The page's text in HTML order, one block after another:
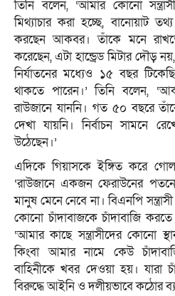
তিনি বলেন, ‘আমার কোনো
মিথ্যাচার করা হচ্ছে, বানোয়াট
করছেন আকবর। তাঁকে মনে
করেছেন, এটা হান্ড্রেড মিটার দৌড়
নির্যাতনের মধ্যেও ১৫ বছর
থাকতে পারেন।’ তিনি বলেন,
রাউজানে যাননি। গত ৫০ বছরে
দেখা যায়নি। নির্বাচন সামনে
উঠেছেন।’
এদিকে গিয়াসকে ইঙ্গিত করে
‘রাউজানে একজন ফেরাউনের
মানুষ মেনে নেবে না। বিএনপি
কোনো চাঁদাবাজকে চাঁদাবাজি
‘আমার কাছে সন্ত্রাসীদের কোনো
কিংবা আমার নামে কেউ
বাহিনীকে খবর দেওয়া হয়। যারা
বিরুদ্ধে আইনি ও দলীয়ভাবে কঠোর